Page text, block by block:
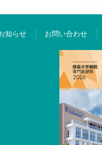
知らせ お問い合わせ